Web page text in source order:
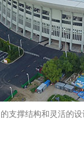
支撑结构和灵活的